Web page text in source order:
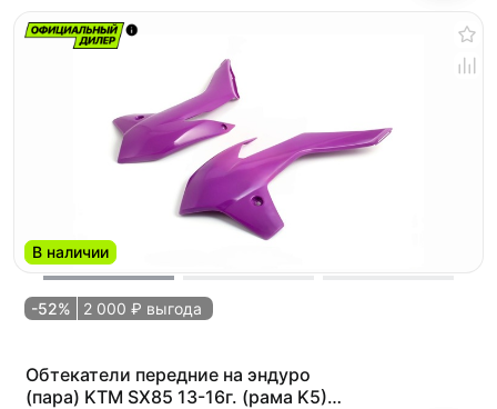
В наличии
-52% 2 000 ₽ выгода
Обтекатели передние на эндуро
(пара) KTM SX85 13-16г. (рама K5)